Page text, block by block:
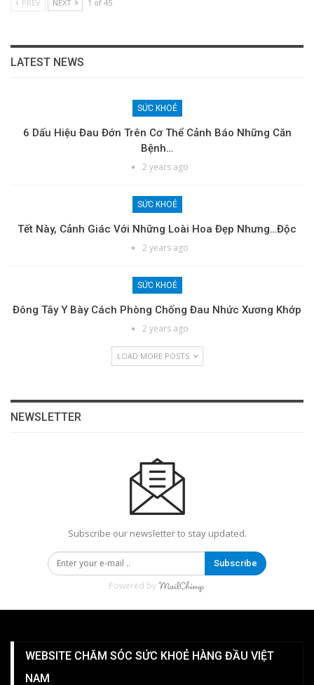
PREV NEXT 1 of 45
LATEST NEWS
SỨC KHOẺ
6 Dấu Hiệu Đau Đớn Trên Cơ Thể Cảnh Báo Những Căn
Bệnh…
2 years ago
SỨC KHOẺ
Tết Này, Cảnh Giác Với Những Loài Hoa Đẹp Nhưng…độc
2 years ago
SỨC KHOẺ
Đông Tây Y Bày Cách Phòng Chống Đau Nhức Xương Khớp
2 years ago
LOAD MORE POSTS
NEWSLETTER
Subscribe our newsletter to stay updated.
Subscribe
Powered by
WEBSITE CHĂM SÓC SỨC KHOẺ HÀNG ĐẦU VIỆT
NAM